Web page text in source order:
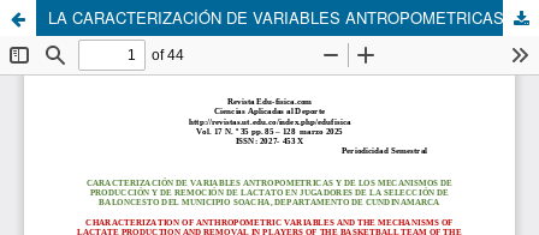
LA CARACTERIZACIÓN DE VARIABLES ANTROPOMETRICAS Y DE LOS MECANISMOS DE PRODUCCIÓN Y DE REMOCIÓN DE LACTATO EN JUGADORES DE LA SELECCIÓN DE BALONCESTO DEL MUNICIPIO SOACHA, DEPARTAMENTO DE CUNDINAMARCA